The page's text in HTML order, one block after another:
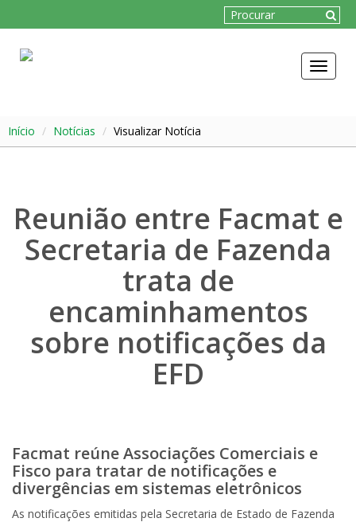
Toggle
Início Notícias Visualizar Notícia
Reunião entre Facmat e
Secretaria de Fazenda
trata de
encaminhamentos
sobre notificações da
EFD
Facmat reúne Associações Comerciais e
Fisco para tratar de notificações e
divergências em sistemas eletrônicos
As notificações emitidas pela Secretaria de Estado de Fazenda